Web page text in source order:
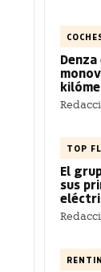
TOP
El
sus